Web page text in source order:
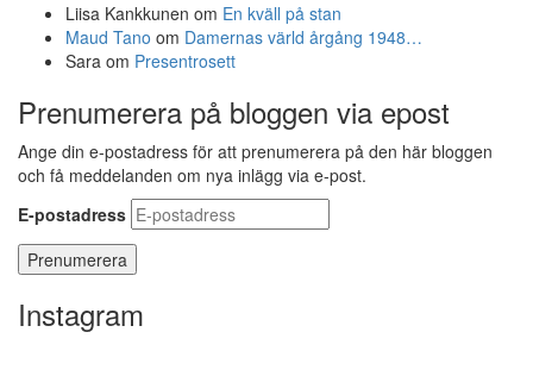
Liisa Kankkunen om En kväll på stan
Maud Tano om Damernas värld årgång 1948…
Sara om Presentrosett
Prenumerera på bloggen via epost
Ange din e-postadress för att prenumerera på den här bloggen
och få meddelanden om nya inlägg via e-post.
E-postadress
Instagram